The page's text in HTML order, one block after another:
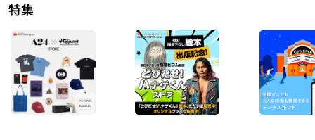
特集